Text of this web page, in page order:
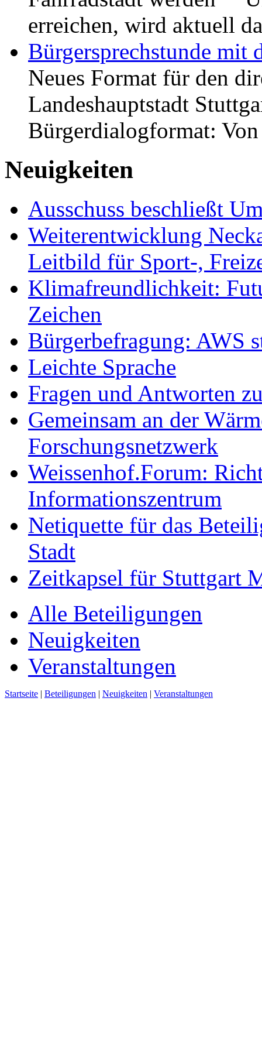
erreichen, wird aktuell
Bürgersprechstunde mit
Neues Format für den
Landeshauptstadt
Bürgerdialogformat:
Neuigkeiten
Ausschuss beschließt
Weiterentwicklung
Leitbild für Sport-,
Klimafreundlichkeit:
Zeichen
Bürgerbefragung: AWS
Leichte Sprache
Fragen und Antworten
Gemeinsam an der
Forschungsnetzwerk
Weissenhof.Forum:
Informationszentrum
Netiquette für das
Stadt
Zeitkapsel für Stuttgart
Alle Beteiligungen
Neuigkeiten
Veranstaltungen
Startseite | Beteiligungen | Neuigkeiten | Veranstaltungen